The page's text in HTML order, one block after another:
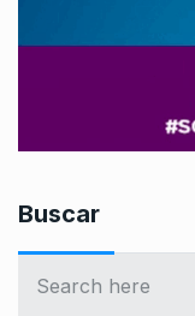
Buscar